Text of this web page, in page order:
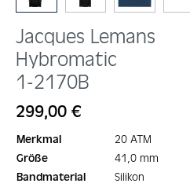
Jacques Lemans
Hybromatic
1-2170B
Regulärer Preis:
299,00 €
Merkmal
20 ATM
Größe
41,0 mm
Bandmaterial
Silikon